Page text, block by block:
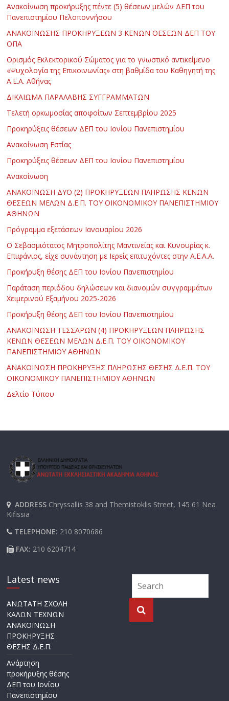
Ανακοίνωση προκήρυξης πέντε (5) θέσεων μελών ΔΕΠ του
Πανεπιστημίου Πελοποννήσου
ΑΝΑΚΟΙΝΩΣΗΣ ΠΡΟΚΗΡΥΞΕΩΝ 3 ΚΕΝΩΝ ΘΕΣΕΩΝ ΔΕΠ ΤΟΥ
ΟΠΑ
Ορισμός Εκλεκτορικού Σώματος για το γνωστικό αντικείμενο
«Ψυχολογία της Επικοινωνίας» στη βαθμίδα του Καθηγητή της
Α.Ε.Α. Αθήνας
ΔΙΚΑΙΩΜΑ ΠΑΡΑΛΑΒΗΣ ΣΥΓΓΡΑΜΜΑΤΩΝ
Τελετή ορκωμοσίας αποφοίτων Σεπτεμβρίου 2025
Προκηρύξεις θέσεων ΔΕΠ του Ιονίου Πανεπιστημίου
Ανακοίνωση Εστίας
Προκηρύξεις θέσεων ΔΕΠ του Ιονίου Πανεπιστημίου
Ανακοίνωση
ΑΝΑΚΟΙΝΩΣΗ ΔΥΟ (2) ΠΡΟΚΗΡΥΞΕΩΝ ΠΛΗΡΩΣΗΣ ΚΕΝΩΝ
ΘΕΣΕΩΝ ΜΕΛΩΝ Δ.Ε.Π. ΤΟΥ ΟΙΚΟΝΟΜΙΚΟΥ ΠΑΝΕΠΙΣΤΗΜΙΟΥ
ΑΘΗΝΩΝ
Πρόγραμμα εξετάσεων Ιανουαρίου 2026
Ο Σεβασμιότατος Μητροπολίτης Μαντινείας και Κυνουρίας κ.
Επιφάνιος, είχε συνάντηση με Ιερείς επιτυχόντες στην Α.Ε.Α.Α.
Προκήρυξη θέσης ΔΕΠ του Ιονίου Πανεπιστημίου
Παράταση περιόδου δηλώσεων και διανομών συγγραμμάτων
Χειμερινού Εξαμήνου 2025-2026
Προκήρυξη θέσης ΔΕΠ του Ιονίου Πανεπιστημίου
ΑΝΑΚΟΙΝΩΣΗ ΤΕΣΣΑΡΩΝ (4) ΠΡΟΚΗΡΥΞΕΩΝ ΠΛΗΡΩΣΗΣ
ΚΕΝΩΝ ΘΕΣΕΩΝ ΜΕΛΩΝ Δ.Ε.Π. ΤΟΥ ΟΙΚΟΝΟΜΙΚΟΥ
ΠΑΝΕΠΙΣΤΗΜΙΟΥ ΑΘΗΝΩΝ
ΑΝΑΚΟΙΝΩΣΗ ΠΡΟΚΗΡΥΞΗΣ ΠΛΗΡΩΣΗΣ ΘΕΣΗΣ Δ.Ε.Π. ΤΟΥ
ΟΙΚΟΝΟΜΙΚΟΥ ΠΑΝΕΠΙΣΤΗΜΙΟΥ ΑΘΗΝΩΝ
Δελτίο Τύπου
ADDRESS Chryssallis 38 and Themistoklis Street, 145 61 Nea
Kifissia
TELEPHONE: 210 8070686
FAX: 210 6204714
Latest news
ΑΝΩΤΑΤΗ ΣΧΟΛΗ
ΚΑΛΩΝ ΤΕΧΝΩΝ
ΑΝΑΚΟΙΝΩΣΗ
ΠΡΟΚΗΡΥΞΗΣ
ΘΕΣΗΣ Δ.Ε.Π.
Ανάρτηση
προκήρυξης θέσης
ΔΕΠ του Ιονίου
Πανεπιστημίου